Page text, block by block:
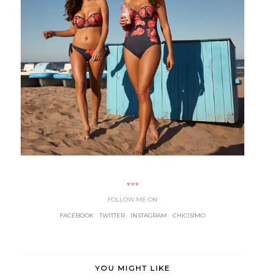
♥♥♥
FOLLOW ME ON
FACEBOOK -TWITTER INSTAGRAM CHICISIMO
YOU MIGHT LIKE